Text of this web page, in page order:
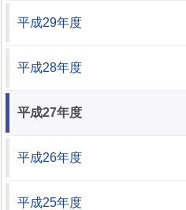
平成29年度
平成28年度
平成27年度
平成26年度
平成25年度